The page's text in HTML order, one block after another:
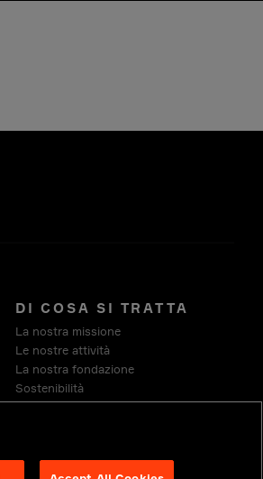
DI COSA SI TRATTA
La nostra missione
Le nostre attività
La nostra fondazione
Sostenibilità
Fornitori